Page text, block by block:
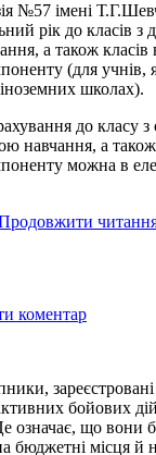
№57 імені
рік до класів з
а також класів
(для учнів,
школах).
до класу
навчання, а також
можна в
коментар
бойових
означає, що вони
бюджетні місця й